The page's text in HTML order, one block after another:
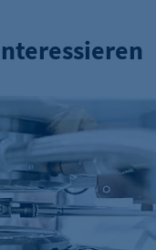
im Plus